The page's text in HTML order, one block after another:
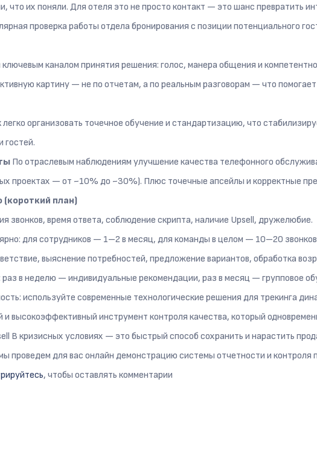
что их поняли. Для отеля это не просто контакт — это шанс превратить
проверка работы отдела бронирования с позиции потенциального
каналом принятия решения: голос, манера общения и
картину — не по отчетам, а по реальным разговорам — что
организовать точечное обучение и стандартизацию, что
гостей.
По отраслевым наблюдениям улучшение качества телефонного
проектах — от ~10% до ~30%). Плюс точечные апсейлы и корректные
(короткий план)
звонков, время ответа, соблюдение скрипта, наличие Upsell, дружелюбие.
для сотрудников — 1–2 в месяц, для команды в целом — 10–20
выяснение потребностей, предложение вариантов, обработка
раз в неделю — индивидуальные рекомендации, раз в месяц — групповое
используйте современные технологические решения для трекинга
и высокоэффективный инструмент контроля качества, который
В кризисных условиях — это быстрый способ сохранить и нарастить
проведем для вас онлайн демонстрацию системы отчетности и контроля
, чтобы оставлять комментарии